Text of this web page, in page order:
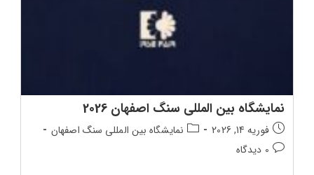
نمایشگاه بین المللی سنگ اصفهان 2026
تاریخ
انتشار
پست:
فوریه 14, 2026
دسته‌بندی
نمایشگاه بین المللی سنگ اصفهان
دیدگاه‌های
0 دیدگاه